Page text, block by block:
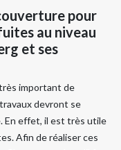
pour
au niveau
et ses
important de
devront se
En effet, il est très utile
Afin de réaliser ces